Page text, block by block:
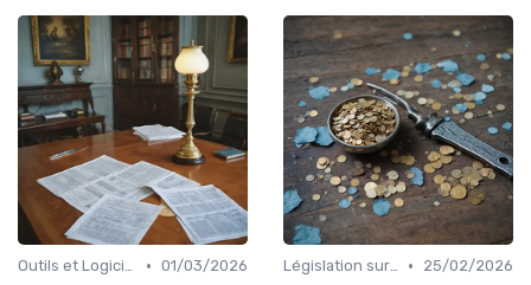
Outils et Logiciels de Gestion de Créances • 01/03/2026
Législation sur le Recouvrement de Créances •
25/02/2026